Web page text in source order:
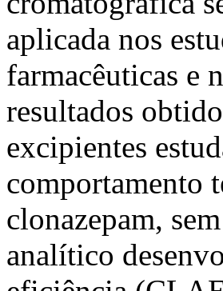
aplicada nos
farmacêuticas e
resultados
excipientes
comportamento
clonazepam,
analítico